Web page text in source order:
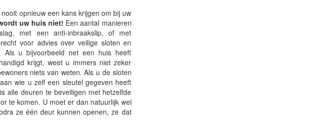
opnieuw een kans krijgen om bij uw
uw huis niet! Een aantal manieren
met een anti-inbraakslip, of met
voor advies over veilige sloten en
Als u bijvoorbeeld net een huis heeft
krijgt, weet u immers niet zeker
niets van weten. Als u de sloten
wie u zelf een sleutel gegeven heeft
alle deuren te beveiligen met hetzelfde
te komen. U moet er dan natuurlijk wel
ze één deur kunnen openen, ze dat